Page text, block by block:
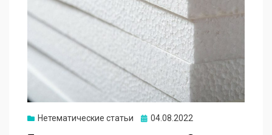
Нетематические статьи Опубликовано
04.08.2022